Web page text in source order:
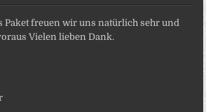
Paket freuen wir uns natürlich sehr und
Vielen lieben Dank.